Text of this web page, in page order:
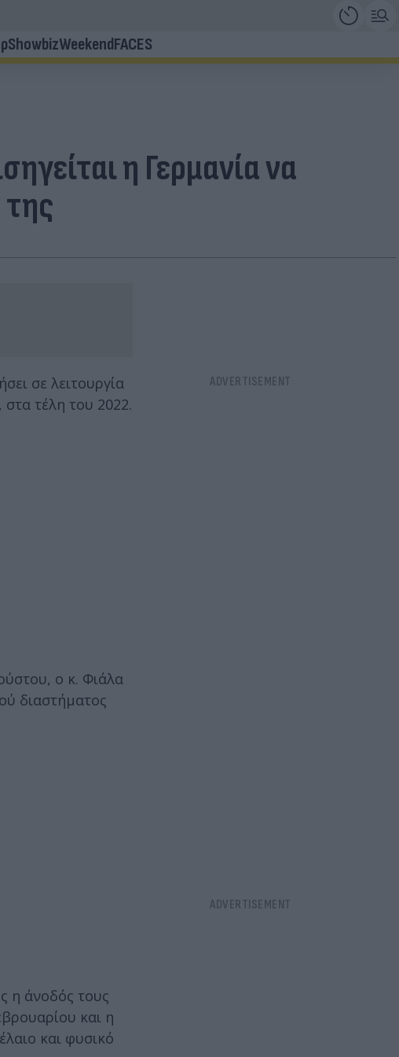
ShowbizWeekendFACES
η Γερμανία να
σε λειτουργία
στα τέλη του 2022.
ο κ. Φιάλα
διαστήματος
η άνοδός τους
και η
και φυσικό